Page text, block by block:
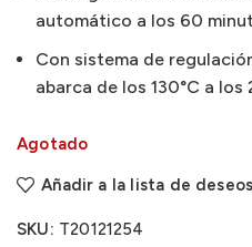
automático a los 60
Con sistema de
abarca de los 130°C a los
Agotado
Añadir a la lista de deseos
SKU: T20121254